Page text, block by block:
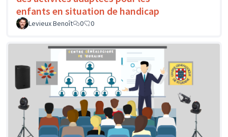
enfants en situation de handicap
Levieux Benoît 0 0